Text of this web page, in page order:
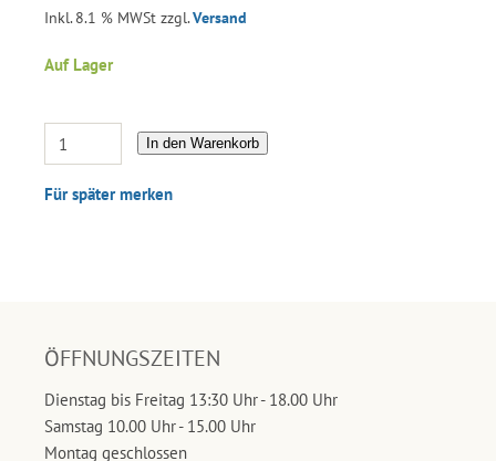
Inkl. 8.1 % MWSt zzgl.Versand
Auf Lager
In den Warenkorb
Für später merken
ÖFFNUNGSZEITEN
Dienstag bis Freitag 13:30 Uhr - 18.00 Uhr
Samstag 10.00 Uhr - 15.00 Uhr
Montag geschlossen